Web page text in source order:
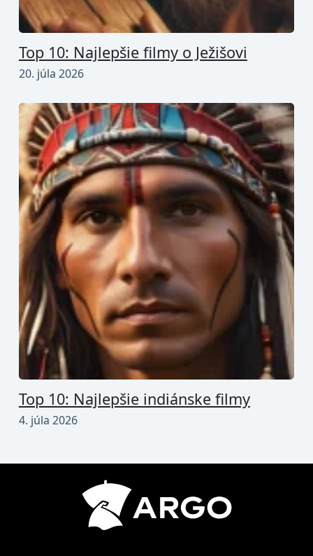
Top 10: Najlepšie filmy o Ježišovi
20. júla 2026
Top 10: Najlepšie indiánske filmy
4. júla 2026